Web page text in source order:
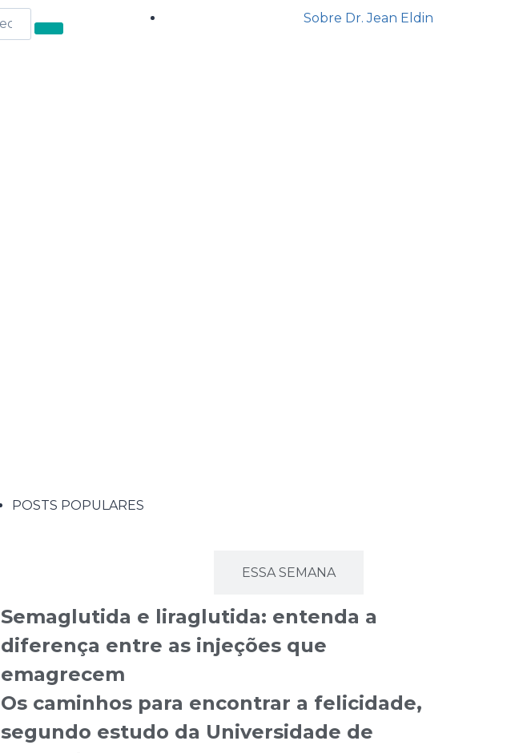
Sobre Dr. Jean Eldin
POSTS POPULARES
ESSA SEMANA
Semaglutida e liraglutida: entenda a
diferença entre as injeções que
emagrecem
Os caminhos para encontrar a felicidade,
segundo estudo da Universidade de